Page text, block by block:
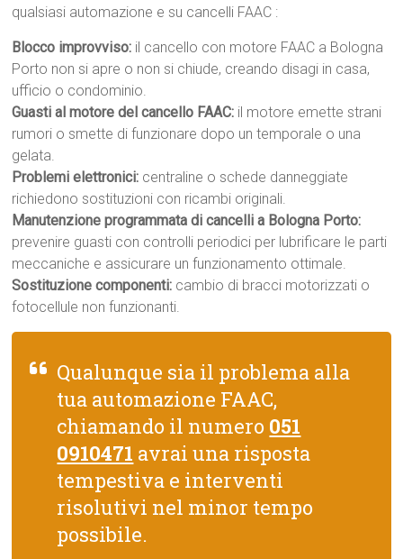
qualsiasi automazione e su cancelli FAAC :
Blocco improvviso: il cancello con motore FAAC a Bologna
Porto non si apre o non si chiude, creando disagi in casa,
ufficio o condominio.
Guasti al motore del cancello FAAC: il motore emette strani
rumori o smette di funzionare dopo un temporale o una
gelata.
Problemi elettronici: centraline o schede danneggiate
richiedono sostituzioni con ricambi originali.
Manutenzione programmata di cancelli a Bologna Porto:
prevenire guasti con controlli periodici per lubrificare le parti
meccaniche e assicurare un funzionamento ottimale.
Sostituzione componenti: cambio di bracci motorizzati o
fotocellule non funzionanti.
Qualunque sia il problema alla
tua automazione FAAC,
chiamando il numero 051
0910471 avrai una risposta
tempestiva e interventi
risolutivi nel minor tempo
possibile.